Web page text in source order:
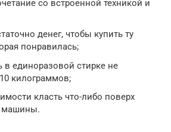
со встроенной техникой и
денег, чтобы купить ту
понравилась;
в единоразовой стирке не
килограммов;
класть что-либо поверх
машины.